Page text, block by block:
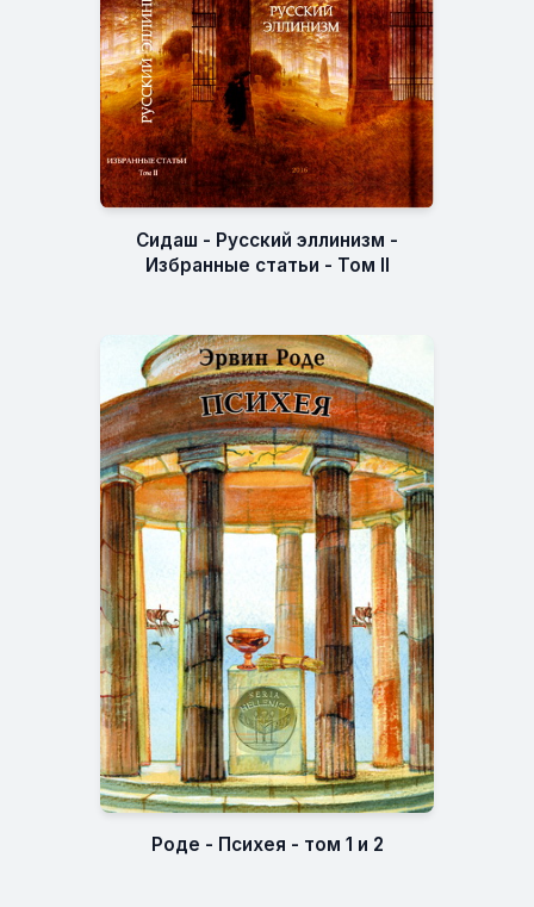
Сидаш - Русский эллинизм -
Избранные статьи - Том II
Роде - Психея - том 1 и 2